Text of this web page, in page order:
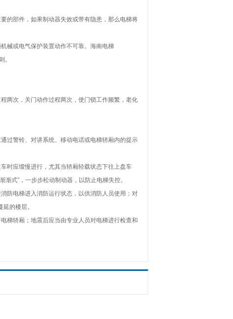
部件，如果制动器失效或带有隐患，那么电梯将
械或电气保护装置动作不可靠。海南电梯
。
次，关门动作过程两次，使门锁工作频繁，老化
警铃、对讲系统、移动电话或电梯轿厢内的提示
应缎慢进行，尤其当轿厢轻载状态下往上盘车
式”，一步步松动制动器，以防止电梯失控。
电梯进入消防运行状态，以供消防人员使用；对
的楼层。
轿厢；地震后应当由专业人员对电梯进行检查和